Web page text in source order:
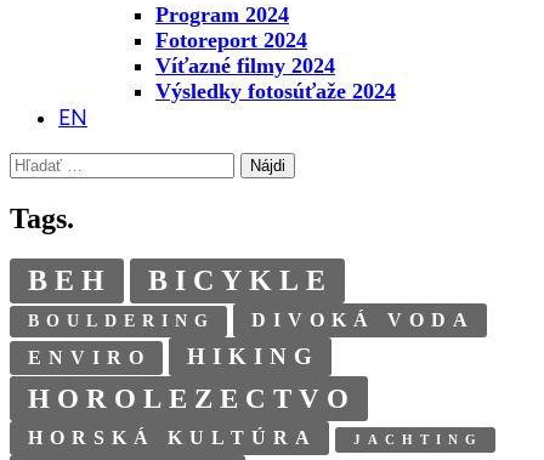
Program 2024
Fotoreport 2024
Víťazné filmy 2024
Výsledky fotosúťaže 2024
EN
Hľadať:
Tags.
BEH
BICYKLE
BOULDERING
DIVOKÁ VODA
ENVIRO
HIKING
HOROLEZECTVO
HORSKÁ KULTÚRA JACHTING